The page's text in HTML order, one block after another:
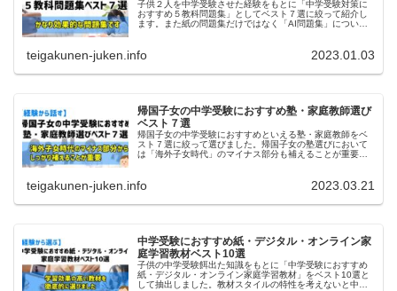
子供２人を中学受験させた経験をもとに「中学受験対策に
おすすめ５教科問題集」としてベスト７選に絞って紹介し
ます。また紙の問題集だけではなく「AI問題集」について
teigakunen-juken.info 2023.01.03
帰国子女の中学受験におすすめ塾・家庭教師選び
ベスト７選
帰国子女の中学受験におすすめといえる塾・家庭教師をベ
スト７選に絞って選びました。帰国子女の塾選びにおいて
は「海外子女時代」のマイナス部分も補えることが重要。
teigakunen-juken.info 2023.03.21
中学受験におすすめ紙・デジタル・オンライン家
庭学習教材ベスト10選
子供の中学受験餌出た知識をもとに「中学受験におすすめ
紙・デジタル・オンライン家庭学習教材」をベスト10選と
して抽出しました。教材スタイルの特性を考えないと中学